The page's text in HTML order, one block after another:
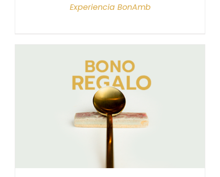
Experiencia BonAmb